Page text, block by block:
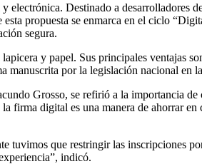
Destinado a desarrolladores
propuesta se enmarca en el ciclo
segura.
y papel. Sus principales ventajas
manuscrita por la legislación nacional en
Grosso, se refirió a la importancia de
digital es una manera de ahorrar
tuvimos que restringir las inscripciones
indicó.